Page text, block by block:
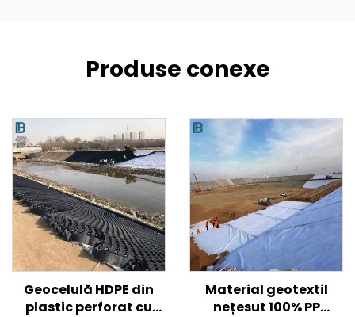
Produse conexe
Geocelulă HDPE din
plastic perforat cu
Material geotextil
nețesut 100% PP